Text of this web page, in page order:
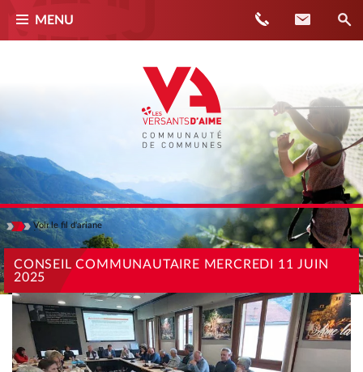
Téléphone Contact
MENU
ACTUALITÉS
CONSEIL COMMUNAUTAIRE MERCREDI 11 JUIN 2025
Voir
Masquer
le fil d'ariane
CONSEIL COMMUNAUTAIRE MERCREDI 11 JUIN
2025